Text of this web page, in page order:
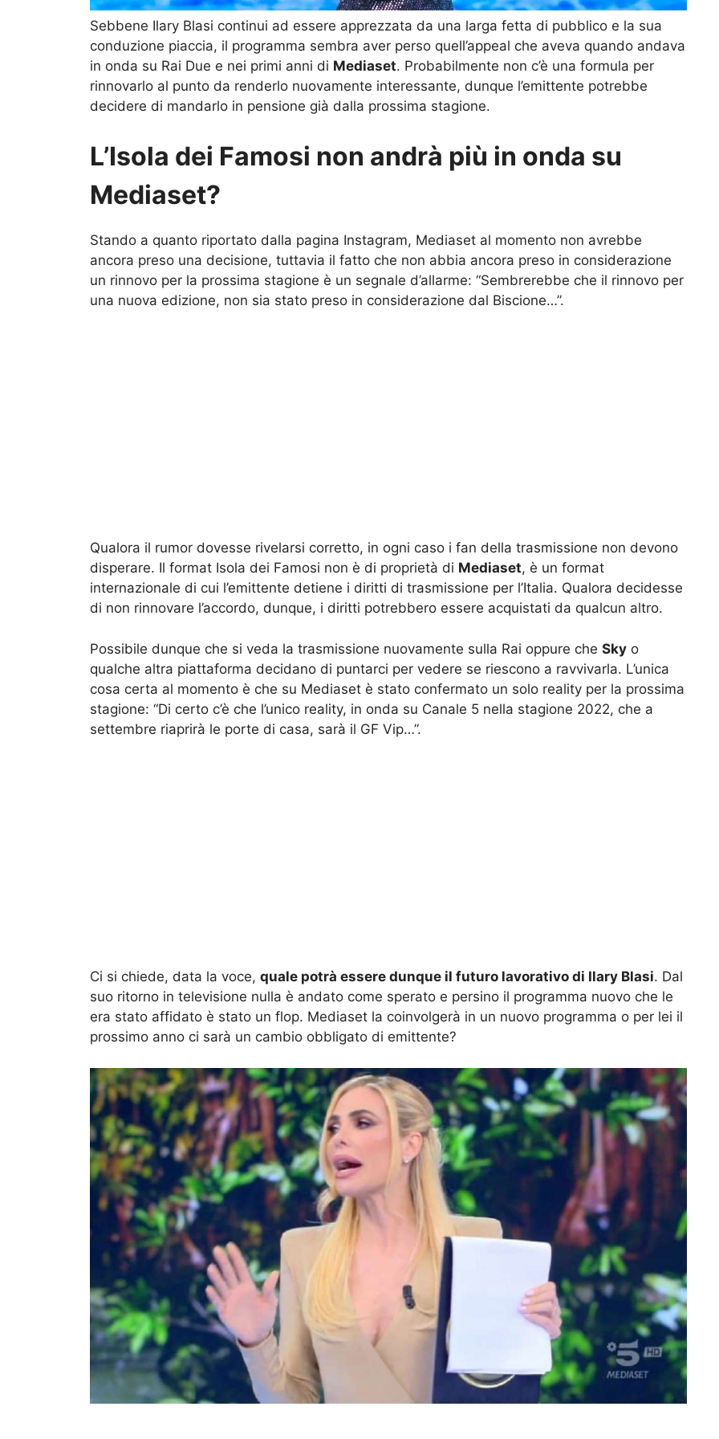
Sebbene Ilary Blasi continui ad essere apprezzata da una larga fetta di pubblico e la sua
conduzione piaccia, il programma sembra aver perso quell’appeal che aveva quando andava
in onda su Rai Due e nei primi anni di Mediaset. Probabilmente non c’è una formula per
rinnovarlo al punto da renderlo nuovamente interessante, dunque l’emittente potrebbe
decidere di mandarlo in pensione già dalla prossima stagione.
L’Isola dei Famosi non andrà più in onda su
Mediaset?
Stando a quanto riportato dalla pagina Instagram, Mediaset al momento non avrebbe
ancora preso una decisione, tuttavia il fatto che non abbia ancora preso in considerazione
un rinnovo per la prossima stagione è un segnale d’allarme: “Sembrerebbe che il rinnovo per
una nuova edizione, non sia stato preso in considerazione dal Biscione…”.
Qualora il rumor dovesse rivelarsi corretto, in ogni caso i fan della trasmissione non devono
disperare. Il format Isola dei Famosi non è di proprietà di Mediaset, è un format
internazionale di cui l’emittente detiene i diritti di trasmissione per l’Italia. Qualora decidesse
di non rinnovare l’accordo, dunque, i diritti potrebbero essere acquistati da qualcun altro.
Possibile dunque che si veda la trasmissione nuovamente sulla Rai oppure che Sky o
qualche altra piattaforma decidano di puntarci per vedere se riescono a ravvivarla. L’unica
cosa certa al momento è che su Mediaset è stato confermato un solo reality per la prossima
stagione: “Di certo c’è che l’unico reality, in onda su Canale 5 nella stagione 2022, che a
settembre riaprirà le porte di casa, sarà il GF Vip…”.
Ci si chiede, data la voce, quale potrà essere dunque il futuro lavorativo di Ilary Blasi. Dal
suo ritorno in televisione nulla è andato come sperato e persino il programma nuovo che le
era stato affidato è stato un flop. Mediaset la coinvolgerà in un nuovo programma o per lei il
prossimo anno ci sarà un cambio obbligato di emittente?